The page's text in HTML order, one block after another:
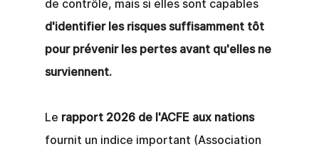
de contrôle, mais si elles sont capables
d'identifier les risques suffisamment tôt
pour prévenir les pertes avant qu'elles ne
surviennent.
Le rapport 2026 de l'ACFE aux nations
fournit un indice important (Association